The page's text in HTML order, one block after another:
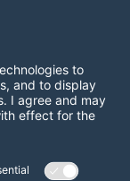
YouTube